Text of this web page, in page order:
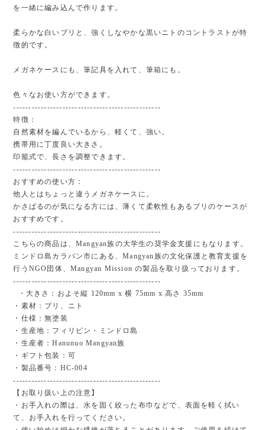
を一緒に編み込んで作ります。
柔らかな白いブリと、強くしなやかな黒いニトのコントラストが特
徴的です。
メガネケースにも、筆記具を入れて、筆箱にも。
色々なお使い方ができます。
------------------------------------------------
特徴：
自然素材を編んでいるから、軽くて、強い。
携帯用に丁度良い大きさ。
印籠式で、長さを調整できます。
------------------------------------------------
おすすめの使い方：
他人とはちょっと違うメガネケースに。
かさばるのが気になる方には、薄くて柔軟性もあるブリのケースが
おすすめです。
------------------------------------------------
こちらの商品は、Mangyan族の大学生の奨学金支援にもなります。
ミンドロ島カラパン市にある、Mangyan族の文化保護と教育支援を
行うNGO団体、Mangyan Mission の製品を取り扱っております。
------------------------------------------------
・大きさ：およそ縦 120mm x 横 75mm x 高さ 35mm
・素材：ブリ、ニト
・仕様：無塗装
・生産地：フィリピン・ミンドロ島
・生産者：Hanunuo Mangyan族
・ギフト包装：可
・製品番号：HC-004
------------------------------------------------
【お取り扱い上の注意】
・お手入れの際は、水を固く絞った布巾などで、表面を軽く拭い
て、お手入れを行ってください。